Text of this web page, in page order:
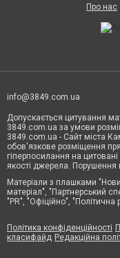
Про нас
info@3849.com.ua
Допускається цитування
3849.com.ua за умови
3849.com.ua - Сайт міста
обов'язкове розміщення
гіперпосилання на
якості джерела. Порушення
Матеріали з плашками
матеріал", "Партнерський
"PR", "Офіційно",
Політика конфіденційності
класифайд Редакційна